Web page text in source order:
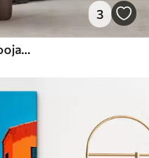
3
Suur, särav täiskuu tõuseb päikeseloojangul üle rahuliku, peegeldava ookeani